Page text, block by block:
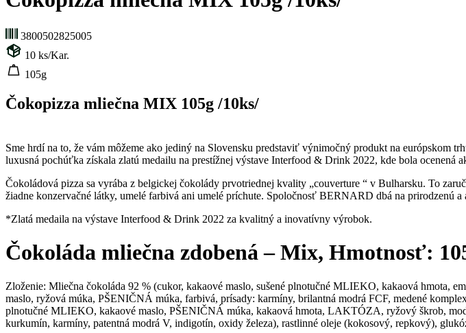
3800502825005
10 ks/Kar.
105g
Čokopizza mliečna MIX 105g /10ks/
Sme hrdí na to, že vám môžeme ako jediný na Slovensku predstaviť výnimočný produkt na európskom
luxusná pochúťka získala zlatú medailu na prestížnej výstave Interfood & Drink 2022, kde bola ocenená
Čokoládová pizza sa vyrába z belgickej čokolády prvotriednej kvality „couverture “ v Bulharsku. To
žiadne konzervačné látky, umelé farbivá ani umelé príchute. Spoločnosť BERNARD dbá na prirodzenú
*Zlatá medaila na výstave Interfood & Drink 2022 za kvalitný a inovatívny výrobok.
Čokoláda mliečna zdobená – Mix, Hmotnosť:
Zloženie: Mliečna čokoláda 92 % (cukor, kakaové maslo, sušené plnotučné MLIEKO, kakaová hmota,
maslo, ryžová múka, PŠENIČNÁ múka, farbivá, prísady: karmíny, brilantná modrá FCF, medené
plnotučné MLIEKO, kakaové maslo, PŠENIČNÁ múka, kakaová hmota, LAKTÓZA, ryžový škrob,
kurkumín, karmíny, patentná modrá V, indigotín, oxidy železa), rastlinné oleje (kokosový, repkový),